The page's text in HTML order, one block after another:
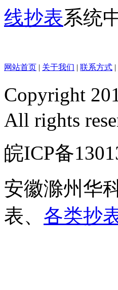
线抄表系统
网站首页 | 关于我们 | 联系方式 |
Copyright
All rights
皖ICP备
安徽滁州华
表、 各类抄